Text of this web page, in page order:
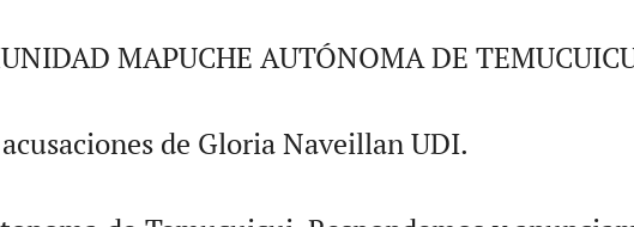
MAPUCHE AUTÓNOMA DE
de Gloria Naveillan UDI.